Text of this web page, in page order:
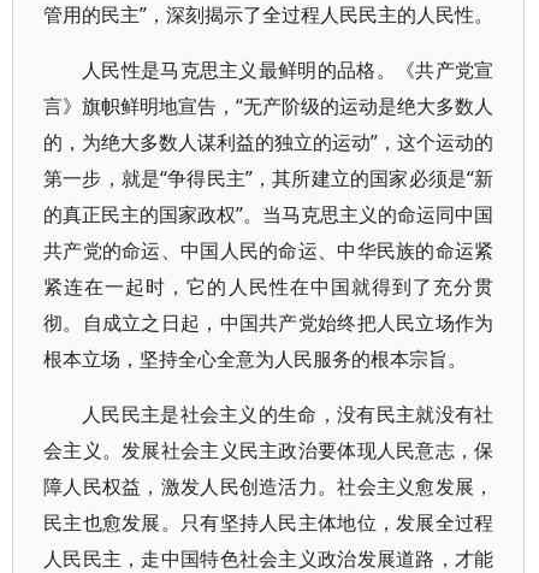
管用的民主”，深刻揭示了全过程人民民主的人民性。
人民性是马克思主义最鲜明的品格。《共产党宣
言》旗帜鲜明地宣告，“无产阶级的运动是绝大多数人
的，为绝大多数人谋利益的独立的运动”，这个运动的
第一步，就是“争得民主”，其所建立的国家必须是“新
的真正民主的国家政权”。当马克思主义的命运同中国
共产党的命运、中国人民的命运、中华民族的命运紧
紧连在一起时，它的人民性在中国就得到了充分贯
彻。自成立之日起，中国共产党始终把人民立场作为
根本立场，坚持全心全意为人民服务的根本宗旨。
人民民主是社会主义的生命，没有民主就没有社
会主义。发展社会主义民主政治要体现人民意志，保
障人民权益，激发人民创造活力。社会主义愈发展，
民主也愈发展。只有坚持人民主体地位，发展全过程
人民民主，走中国特色社会主义政治发展道路，才能